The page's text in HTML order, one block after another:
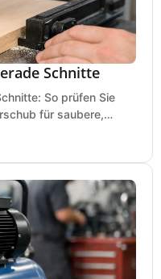
Schnitte
So prüfen Sie
für saubere,